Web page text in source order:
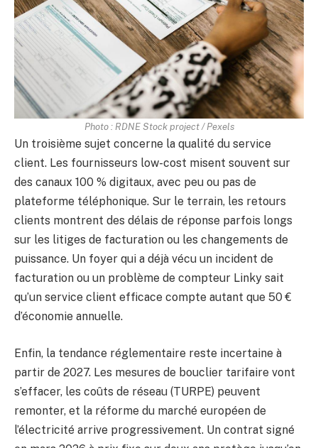
Photo : RDNE Stock project / Pexels
Un troisième sujet concerne la qualité du service
client. Les fournisseurs low-cost misent souvent sur
des canaux 100 % digitaux, avec peu ou pas de
plateforme téléphonique. Sur le terrain, les retours
clients montrent des délais de réponse parfois longs
sur les litiges de facturation ou les changements de
puissance. Un foyer qui a déjà vécu un incident de
facturation ou un problème de compteur Linky sait
qu’un service client efficace compte autant que 50 €
d’économie annuelle.
Enfin, la tendance réglementaire reste incertaine à
partir de 2027. Les mesures de bouclier tarifaire vont
s’effacer, les coûts de réseau (TURPE) peuvent
remonter, et la réforme du marché européen de
l’électricité arrive progressivement. Un contrat signé